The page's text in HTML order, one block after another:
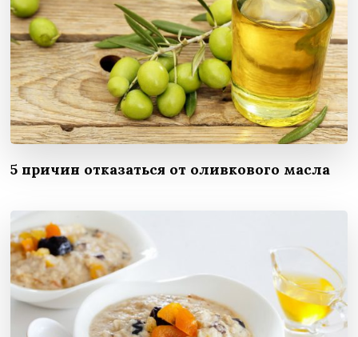
5 причин отказаться от оливкового масла